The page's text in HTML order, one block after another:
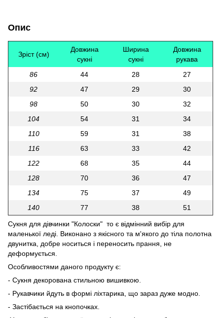
Опис
Зріст (см)
Довжина
сукні
Ширина
сукні
Довжина
рукава
86
44 28
27
92
47 29
30
98
50 30
32
104
54 31
34
110
59 31
38
116
63 33
42
122
68 35
44
128
70 36
47
134
75 37
49
140
77 38 51
Сукня для дівчинки "Колоски" то є відмінний вибір для
маленької леді. Виконано з якісного та м'якого до тіла полотна
двунитка, добре носиться і переносить прання, не
деформується.
Особливостями даного продукту є:
- Сукня декорована стильною вишивкою.
- Рукавчики йдуть в формі ліхтарика, що зараз дуже модно.
- Застібається на кнопочках.